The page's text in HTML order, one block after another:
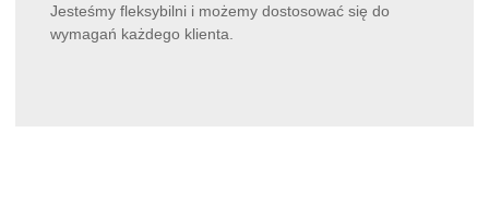
Jesteśmy fleksybilni i możemy dostosować się do
wymagań każdego klienta.